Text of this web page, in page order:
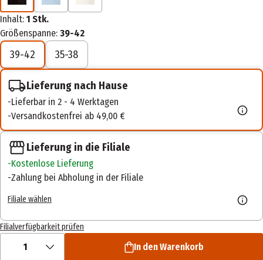
Inhalt: 1 Stk.
Größenspanne: 39-42
39-42 35-38
Lieferung nach Hause
Lieferbar in 2 - 4 Werktagen
Versandkostenfrei ab 49,00 €
Lieferung in die Filiale
Kostenlose Lieferung
Zahlung bei Abholung in der Filiale
Filiale wählen
Filialverfügbarkeit prüfen
1 In den Warenkorb